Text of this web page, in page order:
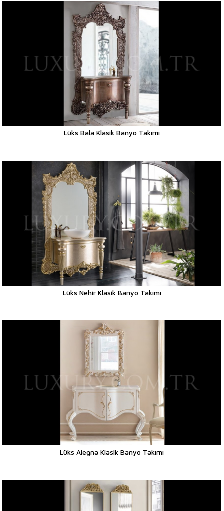
Lüks Bala Klasik Banyo Takımı
Lüks Nehir Klasik Banyo Takımı
Lüks Alegna Klasik Banyo Takımı